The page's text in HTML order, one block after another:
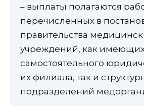
– выплаты полагаются
перечисленных в
правительства
учреждений, как имеющих
самостоятельного
их филиала, так и
подразделений